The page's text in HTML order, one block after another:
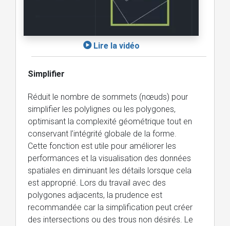
Lire la vidéo
Simplifier
Réduit le nombre de sommets (nœuds) pour
simplifier les polylignes ou les polygones,
optimisant la complexité géométrique tout en
conservant l’intégrité globale de la forme.
Cette fonction est utile pour améliorer les
performances et la visualisation des données
spatiales en diminuant les détails lorsque cela
est approprié. Lors du travail avec des
polygones adjacents, la prudence est
recommandée car la simplification peut créer
des intersections ou des trous non désirés. Le